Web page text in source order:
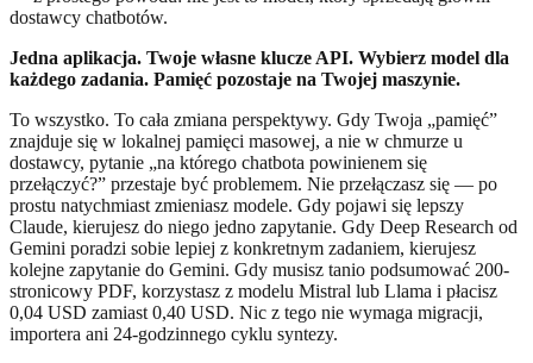
dostawcy chatbotów.
Jedna aplikacja. Twoje własne klucze API. Wybierz model dla
każdego zadania. Pamięć pozostaje na Twojej maszynie.
To wszystko. To cała zmiana perspektywy. Gdy Twoja „pamięć”
znajduje się w lokalnej pamięci masowej, a nie w chmurze u
dostawcy, pytanie „na którego chatbota powinienem się
przełączyć?” przestaje być problemem. Nie przełączasz się — po
prostu natychmiast zmieniasz modele. Gdy pojawi się lepszy
Claude, kierujesz do niego jedno zapytanie. Gdy Deep Research od
Gemini poradzi sobie lepiej z konkretnym zadaniem, kierujesz
kolejne zapytanie do Gemini. Gdy musisz tanio podsumować 200-
stronicowy PDF, korzystasz z modelu Mistral lub Llama i płacisz
0,04 USD zamiast 0,40 USD. Nic z tego nie wymaga migracji,
importera ani 24-godzinnego cyklu syntezy.